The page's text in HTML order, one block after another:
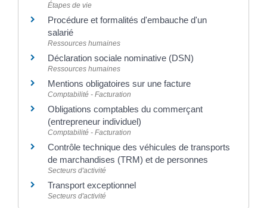
Étapes de vie
Procédure et formalités d'embauche d'un
salarié
Ressources humaines
Déclaration sociale nominative (DSN)
Ressources humaines
Mentions obligatoires sur une facture
Comptabilité - Facturation
Obligations comptables du commerçant
(entrepreneur individuel)
Comptabilité - Facturation
Contrôle technique des véhicules de transports
de marchandises (TRM) et de personnes
Secteurs d'activité
Transport exceptionnel
Secteurs d'activité